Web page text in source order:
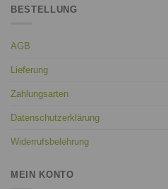
BESTELLUNG
AGB
Lieferung
Zahlungsarten
Datenschutzerklärung
Widerrufsbelehrung
MEIN KONTO